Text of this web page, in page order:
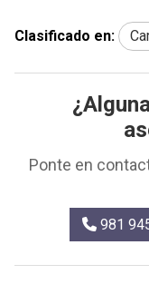
Clasificado en:
Ponte en
981